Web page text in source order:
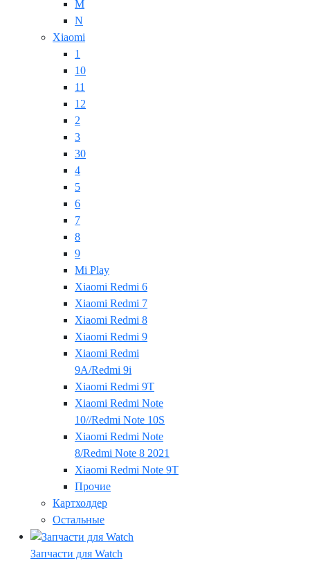
M
N
Xiaomi
1
10
11
12
2
3
30
4
5
6
7
8
9
Mi Play
Xiaomi Redmi 6
Xiaomi Redmi 7
Xiaomi Redmi 8
Xiaomi Redmi 9
Xiaomi Redmi
9A/Redmi 9i
Xiaomi Redmi 9T
Xiaomi Redmi Note
10//Redmi Note 10S
Xiaomi Redmi Note
8/Redmi Note 8 2021
Xiaomi Redmi Note 9T
Прочие
Картхолдер
Остальные
Запчасти для Watch